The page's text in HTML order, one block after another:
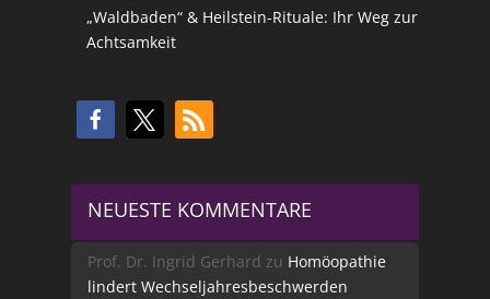
„Waldbaden“ & Heilstein-Rituale: Ihr Weg zur
Achtsamkeit
NEUESTE KOMMENTARE
Prof. Dr. Ingrid Gerhard zu Homöopathie
lindert Wechseljahresbeschwerden